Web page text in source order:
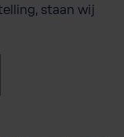
staan wij